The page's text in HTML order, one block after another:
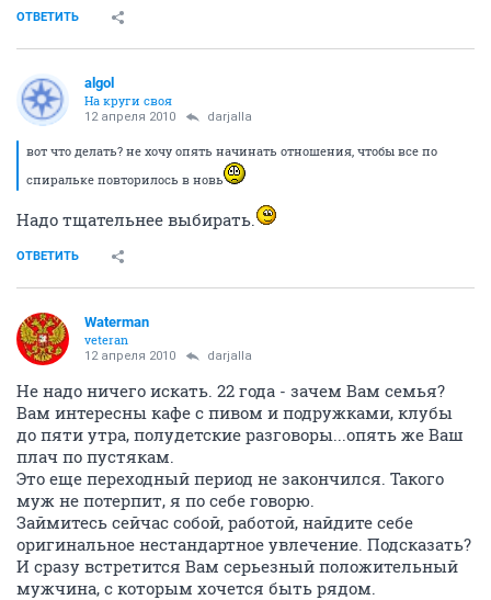
ОТВЕТИТЬ
algol
На круги своя
12 апреля 2010 darjalla
вот что делать? не хочу опять начинать отношения, чтобы все по
спиральке повторилось в новь
Надо тщательнее выбирать.
ОТВЕТИТЬ
Waterman
veteran
12 апреля 2010 darjalla
Не надо ничего искать. 22 года - зачем Вам семья?
Вам интересны кафе с пивом и подружками, клубы
до пяти утра, полудетские разговоры...опять же Ваш
плач по пустякам.
Это еще переходный период не закончился. Такого
муж не потерпит, я по себе говорю.
Займитесь сейчас собой, работой, найдите себе
оригинальное нестандартное увлечение. Подсказать?
И сразу встретится Вам серьезный положительный
мужчина, с которым хочется быть рядом.